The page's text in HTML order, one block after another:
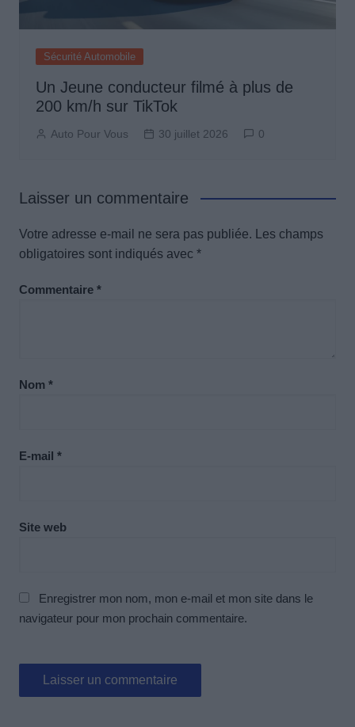
Sécurité Automobile
Un Jeune conducteur filmé à plus de
200 km/h sur TikTok
Auto Pour Vous 30 juillet 2026 0
Laisser un commentaire
Votre adresse e-mail ne sera pas publiée.
Les champs
obligatoires sont indiqués avec *
Commentaire *
Nom *
E-mail *
Site web
Enregistrer mon nom, mon e-mail et mon site dans le
navigateur pour mon prochain commentaire.